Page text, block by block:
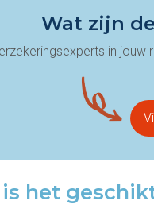
Wat zijn
in
het